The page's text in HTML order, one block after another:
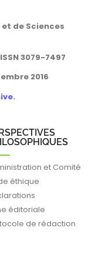
de Sciences
3079-7497
2016
.
et Comité
éthique
éditoriale
de rédaction